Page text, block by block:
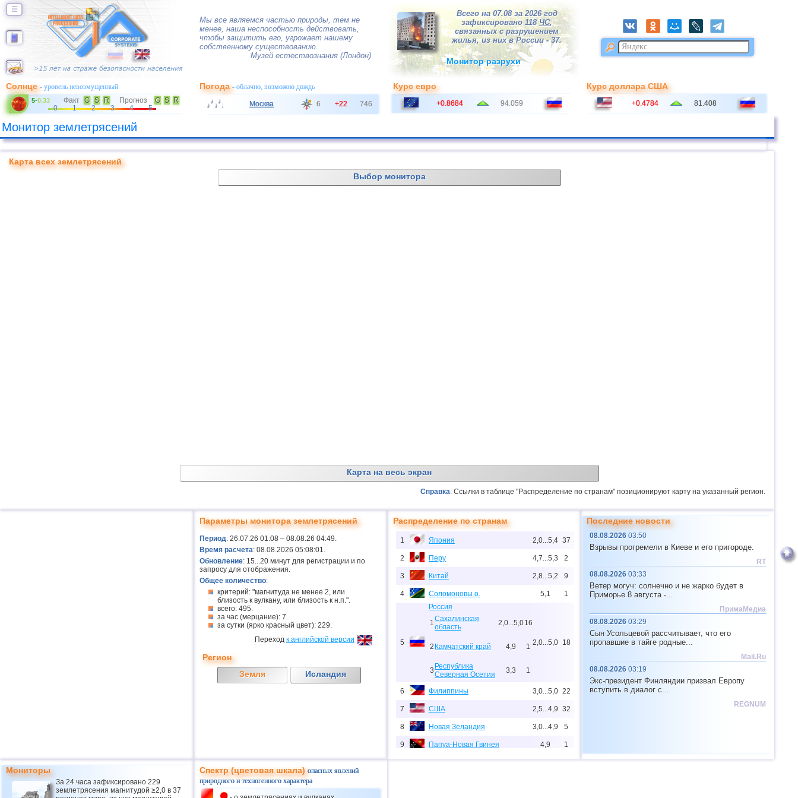
☰
Мы все являемся частью природы, тем не
менее, наша неспособность действовать,
чтобы защитить его, угрожает нашему
собственному существованию.
Музей естествознания (Лондон)
Всего на 07.08 за 2026 год
зафиксировано 118ЧС,
связанных с разрушением
жилья, из них в России - 37.
Монитор разрухи
Солнце- уровень невозмущенный
5-0.33 Факт G S R Прогноз G S
R
0
1 2 3 4 5
Погода- облачно, возможно дождь
Москва 6 +22 746
Курс евро
+0.8684 94.059
Курс доллара США
+0.4784 81.408
Монитор землетрясений
Карта всех землетрясений
Выбор монитора
Карта на весь экран
Справка: Ссылки в таблице "Распределение по странам" позиционируют карту на указанный регион.
Параметры монитора землетрясений
Период: 26.07.26 01:08 – 08.08.26 04:49.
Время расчета: 08.08.2026 05:08:01.
Обновление: 15...20 минут для регистрации и по
запросу для отображения.
Общее количество:
критерий: "магнитуда не менее 2, или
близость к вулкану, или близость к н.п.".
всего: 495.
за час (мерцание): 7.
за сутки (ярко красный цвет): 229.
Переход к английской версии
Регион
Земля
Исландия
Распределение по странам
1 Япония 2,0...5,4 37
2 Перу 4,7...5,3 2
3 Китай 2,8...5,2 9
4 Соломоновы о. 5,1 1
5
Россия
1Сахалинская
область
2,0...5,016
2 Камчатский край 4,9 1
3 Республика
Северная Осетия
3,3 1
2,0...5,0 18
6 Филиппины 3,0...5,0 22
7 США 2,5...4,9 32
8 Новая Зеландия 3,0...4,9 5
9 Папуа-Новая Гвинея 4,9 1
10 Индонезия 2,5...4,8 145
Последние новости
08.08.2026 03:50
Взрывы прогремели в Киеве и его пригороде.
RT
08.08.2026 03:33
Ветер могуч: солнечно и не жарко будет в
Приморье 8 августа -...
ПримаМедиа
08.08.2026 03:29
Сын Усольцевой рассчитывает, что его
пропавшие в тайге родные...
Mail.Ru
08.08.2026 03:19
Экс-президент Финляндии призвал Европу
вступить в диалог с...
REGNUM
Мониторы
За 24 часа зафиксировано 229
землетрясения магнитудой ≥2,0 в 37
Спектр (цветовая шкала)опасных явлений
природного и техногенного характера